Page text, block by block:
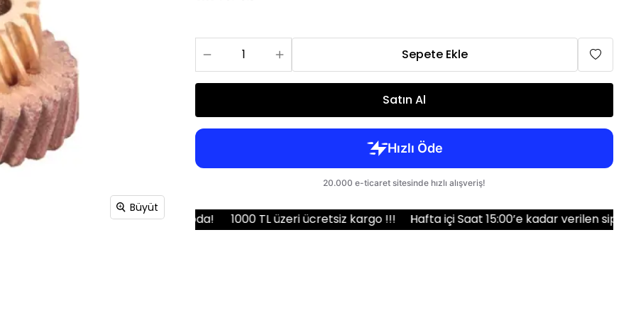
13mm (3/4 numara)
16mm (5/8 numara)
19mm (3/4HT numara)
Büyüt
Sepete Ekle
Satın Al
aynı gün kargoda! 1000 TL üzeri ücretsiz kargo !!! Hafta içi Saat 15:00’e kadar verilen siparişler aynı